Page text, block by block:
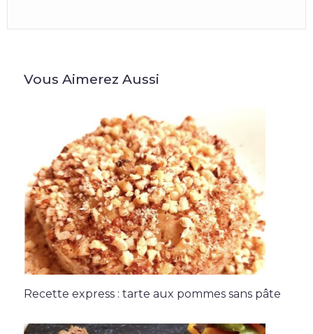
Vous Aimerez Aussi
Recette express : tarte aux pommes sans pâte